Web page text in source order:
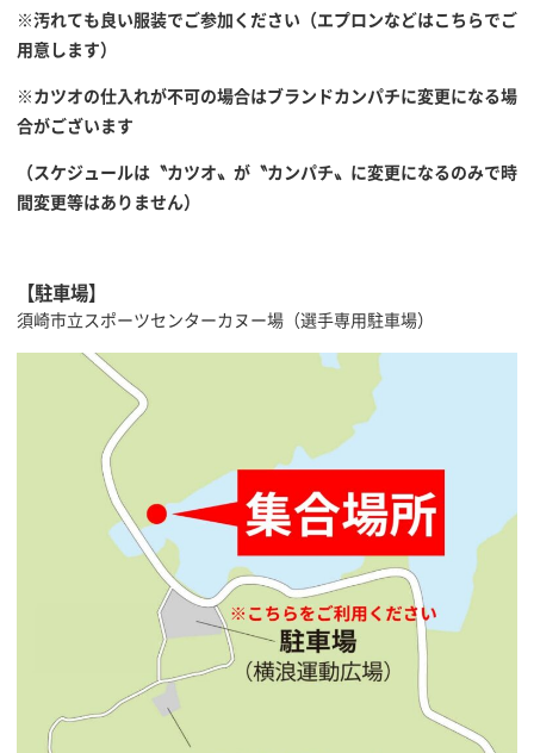
※汚れても良い服装でご参加ください（エプロンなどはこちらでご
用意します）
※カツオの仕入れが不可の場合はブランドカンパチに変更になる場
合がございます
（スケジュールは〝カツオ〟が〝カンパチ〟に変更になるのみで時
間変更等はありません）
【駐車場】
須崎市立スポーツセンターカヌー場（選手専用駐車場）